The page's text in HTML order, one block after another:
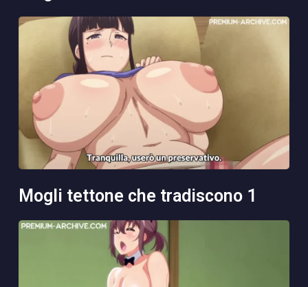
mogli tettone che tradiscono 1